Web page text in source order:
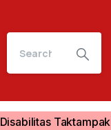
Disabilitas Taktampak